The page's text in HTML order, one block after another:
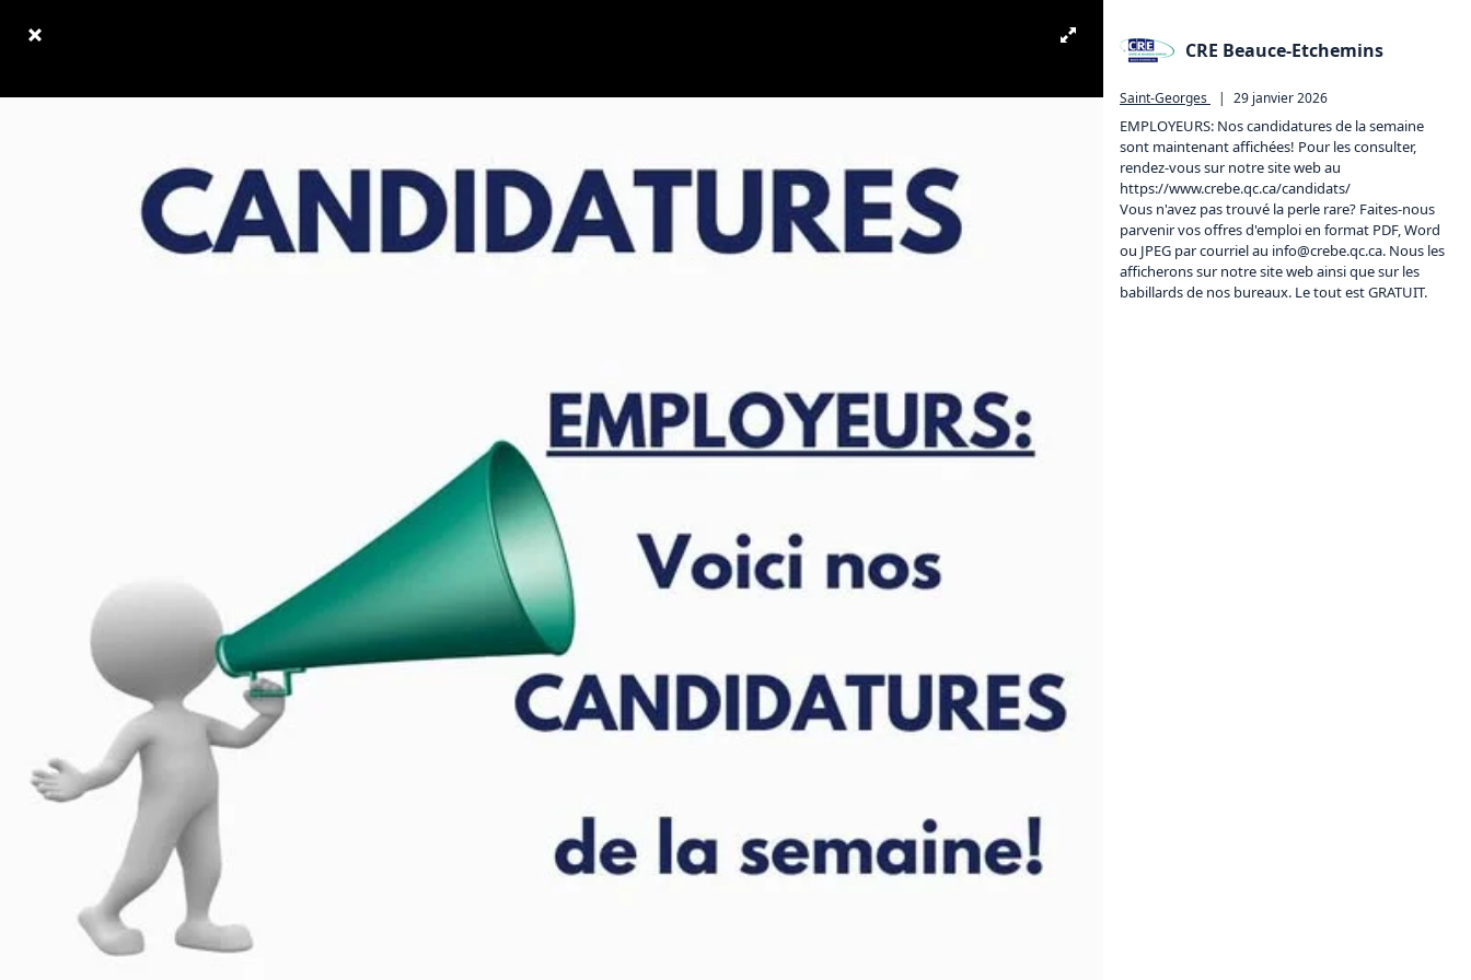
CRE Beauce-Etchemins
Saint-Georges | 29 janvier 2026
EMPLOYEURS: Nos candidatures de la semaine
sont maintenant affichées! Pour les consulter,
rendez-vous sur notre site web au
https://www.crebe.qc.ca/candidats/
Vous n'avez pas trouvé la perle rare? Faites-nous
parvenir vos offres d'emploi en format PDF, Word
ou JPEG par courriel au info@crebe.qc.ca. Nous les
afficherons sur notre site web ainsi que sur les
babillards de nos bureaux. Le tout est GRATUIT.